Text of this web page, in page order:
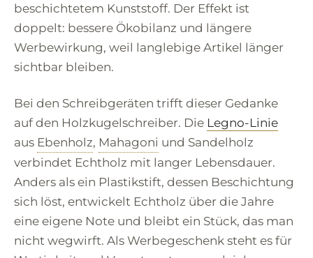
beschichtetem Kunststoff. Der Effekt ist
doppelt: bessere Ökobilanz und längere
Werbewirkung, weil langlebige Artikel länger
sichtbar bleiben.
Bei den Schreibgeräten trifft dieser Gedanke
auf den Holzkugelschreiber. Die Legno-Linie
aus Ebenholz, Mahagoni und Sandelholz
verbindet Echtholz mit langer Lebensdauer.
Anders als ein Plastikstift, dessen Beschichtung
sich löst, entwickelt Echtholz über die Jahre
eine eigene Note und bleibt ein Stück, das man
nicht wegwirft. Als Werbegeschenk steht es für